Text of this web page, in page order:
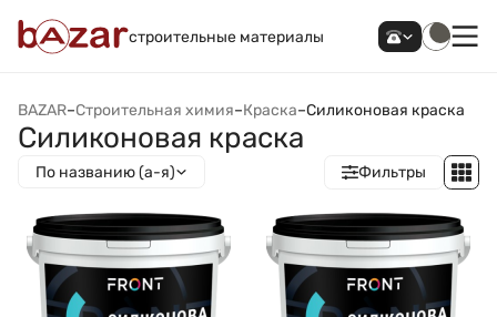
строительные материалы
BAZAR–Строительная химия–Краска–Силиконовая краска
Силиконовая краска
По названию (а-я) Фильтры